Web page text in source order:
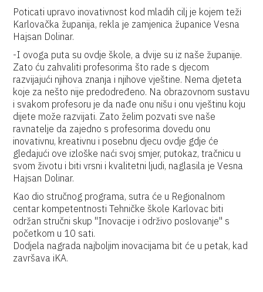
Poticati upravo inovativnost kod mladih cilj je kojem teži
Karlovačka županija, rekla je zamjenica županice Vesna
Hajsan Dolinar.
-I ovoga puta su ovdje škole, a dvije su iz naše županije.
Zato ću zahvaliti profesorima što rade s djecom
razvijajući njihova znanja i njihove vještine. Nema djeteta
koje za nešto nije predodređeno. Na obrazovnom sustavu
i svakom profesoru je da nađe onu nišu i onu vještinu koju
dijete može razvijati. Zato želim pozvati sve naše
ravnatelje da zajedno s profesorima dovedu onu
inovativnu, kreativnu i posebnu djecu ovdje gdje će
gledajući ove izloške naći svoj smjer, putokaz, tračnicu u
svom životu i biti vrsni i kvalitetni ljudi, naglasila je Vesna
Hajsan Dolinar.
Kao dio stručnog programa, sutra će u Regionalnom
centar kompetentnosti Tehničke škole Karlovac biti
održan stručni skup "Inovacije i održivo poslovanje" s
početkom u 10 sati.
Dodjela nagrada najboljim inovacijama bit će u petak, kad
završava iKA.